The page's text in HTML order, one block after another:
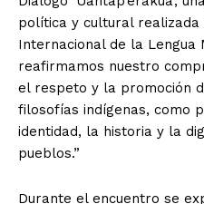
política y cultural realizada
Internacional de la Lengua
reafirmamos nuestro
el respeto y la promoción
filosofías indígenas, como
identidad, la historia y la
pueblos.”
Durante el encuentro se